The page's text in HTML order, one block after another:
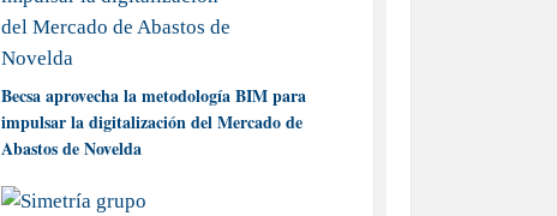
Becsa aprovecha la metodología BIM para
impulsar la digitalización del Mercado de
Abastos de Novelda